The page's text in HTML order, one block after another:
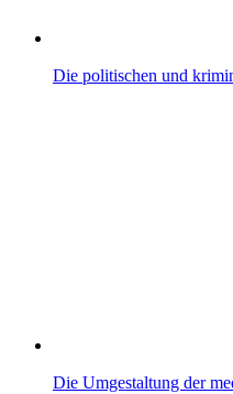
Die politischen und
Die Umgestaltung der